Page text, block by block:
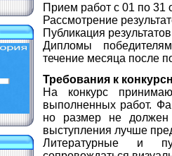
Прием работ с 01 по 31
Рассмотрение
Публикация
Дипломы
течение месяца после
Требования к
На конкурс
выполненных работ.
но размер не
выступления лучше
Литературные и